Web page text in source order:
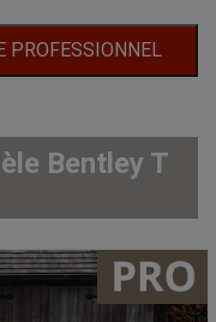
PROFESSIONNEL
Bentley T